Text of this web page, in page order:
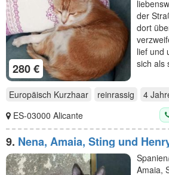
280 €
der
dort
lief und
sich
Europäisch Kurzhaar reinrassig 4
ES-03000 Alicante
9. Nena, Amaia, Sting und
Amaia,